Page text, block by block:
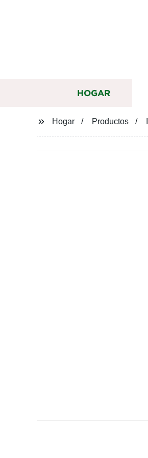
HOGAR
Hogar Productos